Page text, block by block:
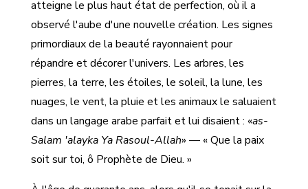
atteigne le plus haut état de perfection, où il a
observé l'aube d'une nouvelle création. Les signes
primordiaux de la beauté rayonnaient pour
répandre et décorer l'univers. Les arbres, les
pierres, la terre, les étoiles, le soleil, la lune, les
nuages, le vent, la pluie et les animaux le saluaient
dans un langage arabe parfait et lui disaient : «as-
Salam 'alayka Ya Rasoul-Allah» — « Que la paix
soit sur toi, ô Prophète de Dieu. »